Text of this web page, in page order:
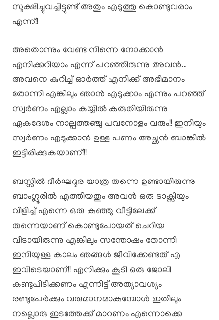
സൂക്ഷിച്ചുവച്ചിട്ടുണ്ട് അതും എടുത്തു കൊണ്ടുവരാം
എന്ന്!!
അതൊന്നും വേണ്ട നിന്നെ നോക്കാൻ
എനിക്കറിയാം എന്ന് പറഞ്ഞിരുന്നു അവൻ..
അവനെ കുറിച്ച് ഓർത്ത് എനിക്ക് അഭിമാനം
തോന്നി എങ്കിലും ഞാൻ എടുക്കാം എന്നും പറഞ്ഞ്
സ്വർണം എല്ലാം കയ്യിൽ കരുതിയിരുന്നു
ഏകദേശം നാല്പത്തഞ്ചു പവനോളം വരും!! ഇനിയും
സ്വർണം എടുക്കാൻ ഉള്ള പണം അച്ഛൻ ബാങ്കിൽ
ഇട്ടിരിക്കുകയാണ്!!!
ബസ്സിൽ ദീർഘദൂര യാത്ര തന്നെ ഉണ്ടായിരുന്നു
ബാംഗ്ലൂരിൽ എത്തിയതും അവൻ ഒരു ടാക്സിയും
വിളിച്ച് എന്നെ ഒരു കുഞ്ഞു വീട്ടിലേക്ക്
തന്നെയാണ് കൊണ്ടുപോയത് ചെറിയ
വീടായിരുന്നു എങ്കിലും സന്തോഷം തോന്നി
ഇനിയുള്ള കാലം ഞങ്ങൾ ജീവിക്കേണ്ടത് എ
ഇവിടെയാണ്!! എനിക്കും കൂടി ഒരു ജോലി
കണ്ടുപിടിക്കണം എന്നിട്ട് അത്യാവശ്യം
രണ്ടുപേർക്കും വരുമാനമാകുമ്പോൾ ഇതിലും
നല്ലൊരു ഇടത്തേക്ക് മാറണം എന്നൊക്കെ